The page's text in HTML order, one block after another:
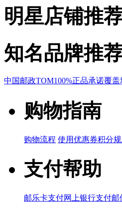
明星店铺推
知名品牌推
中国邮政TOM100%正品承诺覆盖
购物指南
购物流程 使用优惠券积分规
支付帮助
邮乐卡支付网上银行支付邮